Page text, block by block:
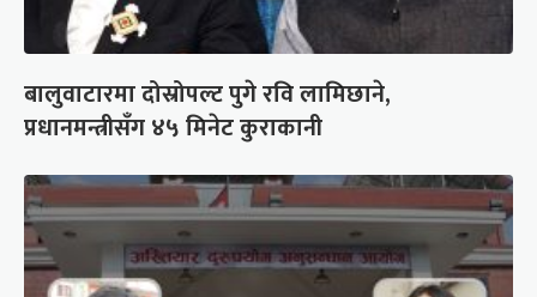
बालुवाटारमा दोस्रोपल्ट पुगे रवि लामिछाने,
प्रधानमन्त्रीसँग ४५ मिनेट कुराकानी